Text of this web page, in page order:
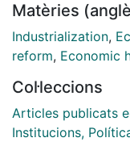
en la esfera de las
enseñanzas
industriales
industrial. Su éxito
la causa liberal.
discurso industrial
Matèries
Industrialization,
reform, Economic
Col·leccions
Articles publicats
Institucions,